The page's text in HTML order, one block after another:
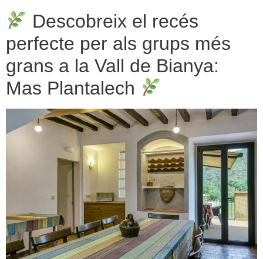
Descobreix el recés
perfecte per als grups més
grans a la Vall de Bianya:
Mas Plantalech